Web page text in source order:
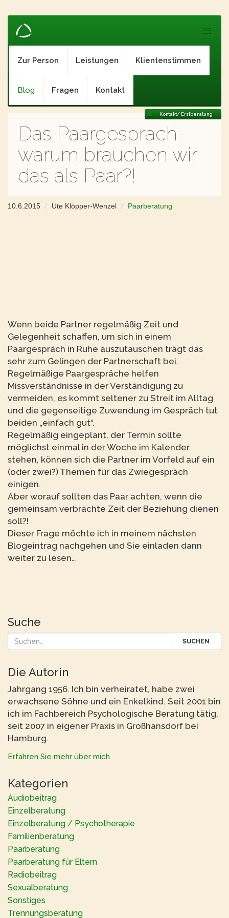
Zur Person Leistungen Klientenstimmen
Blog Fragen Kontakt
Kontakt/ Erstberatung
Das Paargespräch-
warum brauchen wir
das als Paar?!
10.6.2015 Ute Klöpper-Wenzel Paarberatung
Wenn beide Partner regelmäßig Zeit und
Gelegenheit schaffen, um sich in einem
Paargespräch in Ruhe auszutauschen trägt das
sehr zum Gelingen der Partnerschaft bei.
Regelmäßige Paargespräche helfen
Missverständnisse in der Verständigung zu
vermeiden, es kommt seltener zu Streit im Alltag
und die gegenseitige Zuwendung im Gespräch tut
beiden „einfach gut“.
Regelmäßig eingeplant, der Termin sollte
möglichst einmal in der Woche im Kalender
stehen, können sich die Partner im Vorfeld auf ein
(oder zwei?) Themen für das Zwiegespräch
einigen.
Aber worauf sollten das Paar achten, wenn die
gemeinsam verbrachte Zeit der Beziehung dienen
soll?!
Dieser Frage möchte ich in meinem nächsten
Blogeintrag nachgehen und Sie einladen dann
weiter zu lesen…
Suche
SUCHEN
Die Autorin
Jahrgang 1956. Ich bin verheiratet, habe zwei
erwachsene Söhne und ein Enkelkind. Seit 2001 bin
ich im Fachbereich Psychologische Beratung tätig,
seit 2007 in eigener Praxis in Großhansdorf bei
Hamburg.
Erfahren Sie mehr über mich
Kategorien
Audiobeitrag
Einzelberatung
Einzelberatung / Psychotherapie
Familienberatung
Paarberatung
Paarberatung für Eltern
Radiobeitrag
Sexualberatung
Sonstiges
Trennungsberatung